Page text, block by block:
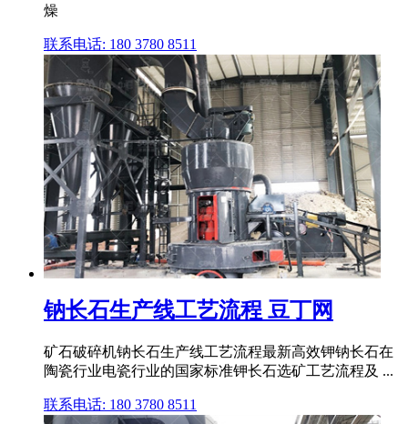
燥
联系电话: 180 3780 8511
钠长石生产线工艺流程 豆丁网
矿石破碎机钠长石生产线工艺流程最新高效钾钠长石在
陶瓷行业电瓷行业的国家标准钾长石选矿工艺流程及 ...
联系电话: 180 3780 8511